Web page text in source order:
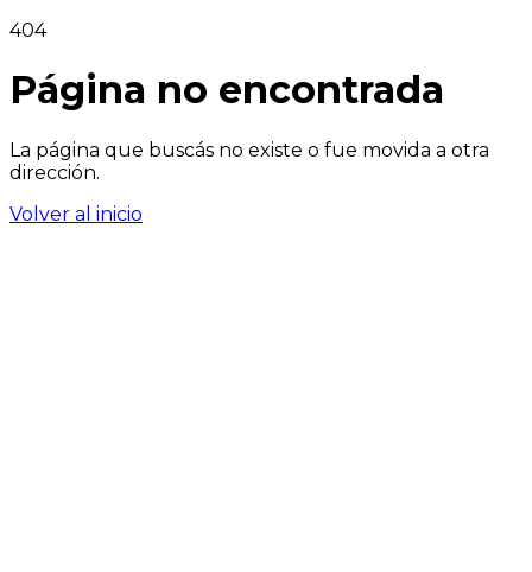
404
Página no encontrada
La página que buscás no existe o fue movida a otra
dirección.
Volver al inicio